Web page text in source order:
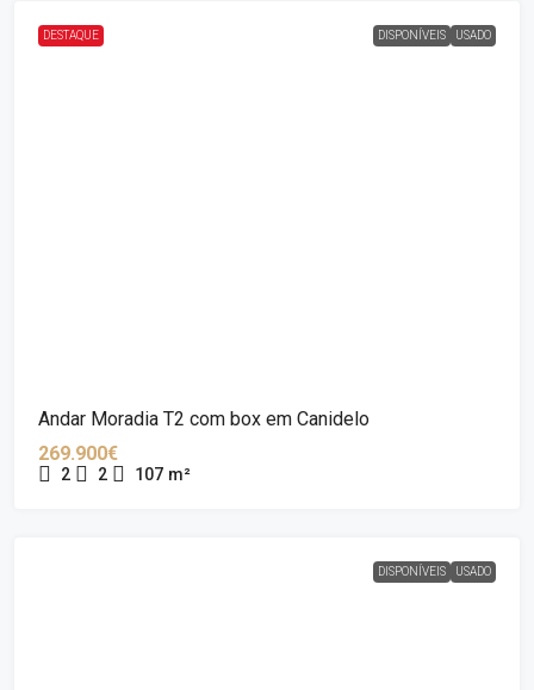
DESTAQUE DISPONÍVEIS USADO
Andar Moradia T2 com box em Canidelo
269.900€
2 2 107 m²
DISPONÍVEIS USADO